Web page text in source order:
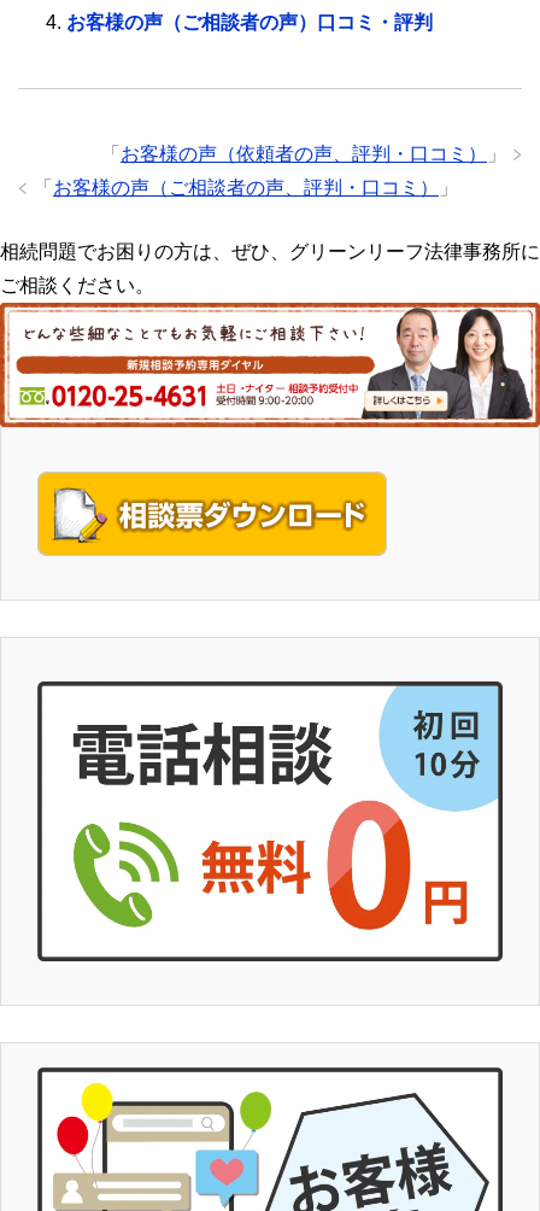
お客様の声（ご相談者の声）口コミ・評判
「 お客様の声（依頼者の声、評判・口コミ）
」
「 お客様の声（ご相談者の声、評判・口コミ） 」
相続問題でお困りの方は、ぜひ、グリーンリーフ法律事務所に
ご相談ください。